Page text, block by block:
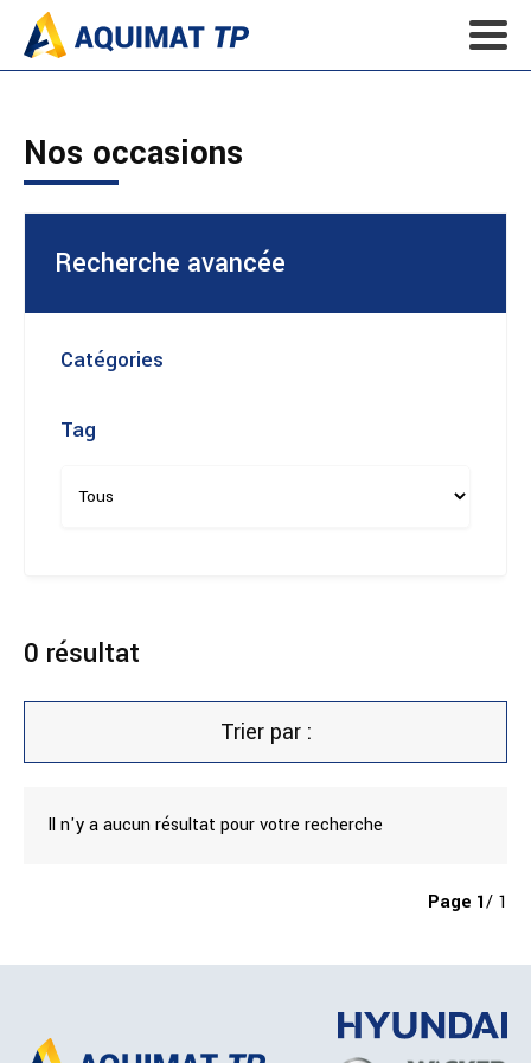
Nos occasions
Recherche avancée
Catégories
Tag
0 résultat
Trier par :
Il n'y a aucun résultat pour votre recherche
Page 1/ 1